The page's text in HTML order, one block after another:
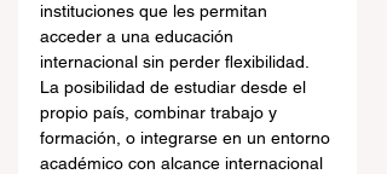
instituciones que les permitan
acceder a una educación
internacional sin perder flexibilidad.
La posibilidad de estudiar desde el
propio país, combinar trabajo y
formación, o integrarse en un entorno
académico con alcance internacional